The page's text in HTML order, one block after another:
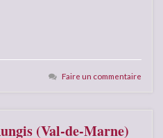
Faire un commentaire
(Val-de-Marne)